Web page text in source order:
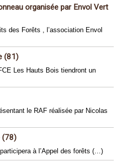
organisée par Envol Vert
des Forêts , l’association Envol
(81)
Les Hauts Bois tiendront un
le RAF réalisée par Nicolas
(78)
à l’Appel des forêts (…)